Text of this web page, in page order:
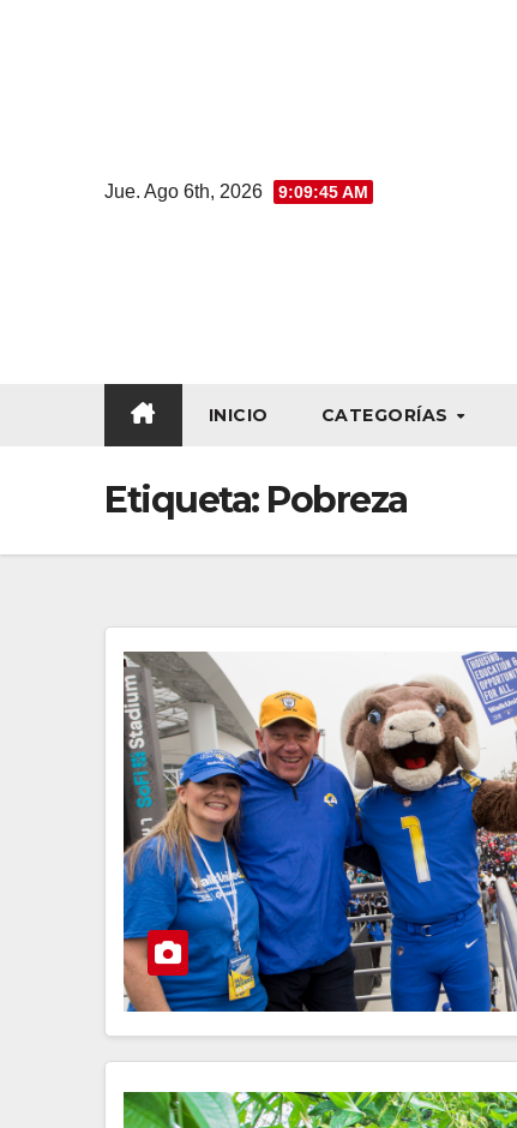
Jue. Ago 6th, 2026 9:09:45 AM
INICIO CATEGORÍAS
Etiqueta: Pobreza